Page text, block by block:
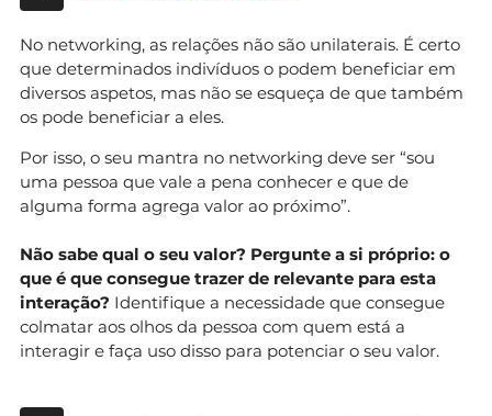
No networking, as relações não são unilaterais. É certo
que determinados indivíduos o podem beneficiar em
diversos aspetos, mas não se esqueça de que também
os pode beneficiar a eles.
Por isso, o seu mantra no networking deve ser “sou
uma pessoa que vale a pena conhecer e que de
alguma forma agrega valor ao próximo”.
Não sabe qual o seu valor? Pergunte a si próprio: o
que é que consegue trazer de relevante para esta
interação? Identifique a necessidade que consegue
colmatar aos olhos da pessoa com quem está a
interagir e faça uso disso para potenciar o seu valor.